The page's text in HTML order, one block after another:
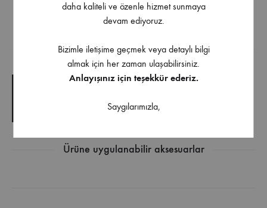
Hettich Atıra Antrasit Yanak Sağ
İndirilebilir İçerik
Ürüne uygulanabilir aksesuarlar
daha kaliteli ve özenle hizmet sunmaya
devam ediyoruz.
Bizimle iletişime geçmek veya detaylı bilgi
almak için her zaman ulaşabilirsiniz.
Anlayışınız için teşekkür ederiz.
Saygılarımızla,